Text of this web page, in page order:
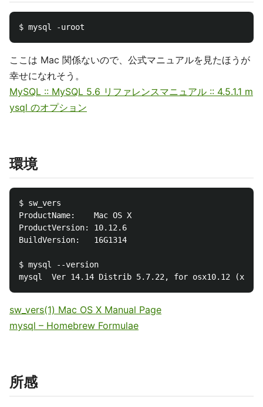
ここは Mac 関係ないので、公式マニュアルを見たほうが
幸せになれそう。
MySQL :: MySQL 5.6 リファレンスマニュアル :: 4.5.1.1 m
ysql のオプション
環境
$ sw_vers
ProductName:	Mac OS X
ProductVersion:	10.12.6
BuildVersion:	16G1314
$ mysql --version
sw_vers(1) Mac OS X Manual Page
mysql – Homebrew Formulae
所感